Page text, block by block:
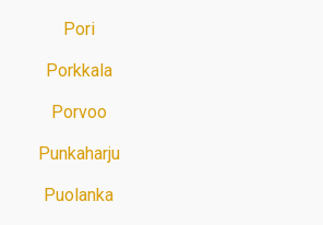
Pori
Porkkala
Porvoo
Punkaharju
Puolanka